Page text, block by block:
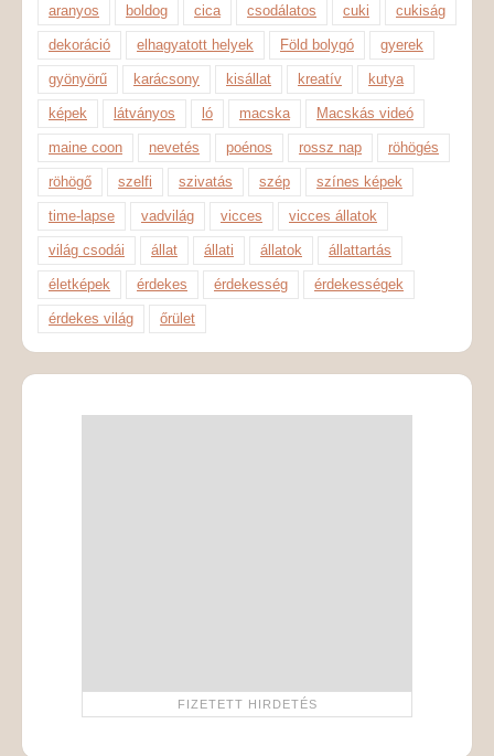
aranyos boldog cica csodálatos cuki cukiság
dekoráció elhagyatott helyek Föld bolygó gyerek
gyönyörű karácsony kisállat kreatív kutya
képek látványos ló macska Macskás videó
maine coon nevetés poénos rossz nap röhögés
röhögő szelfi szivatás szép színes képek
time-lapse vadvilág vicces vicces állatok
világ csodái állat állati állatok állattartás
életképek érdekes érdekesség érdekességek
érdekes világ őrület